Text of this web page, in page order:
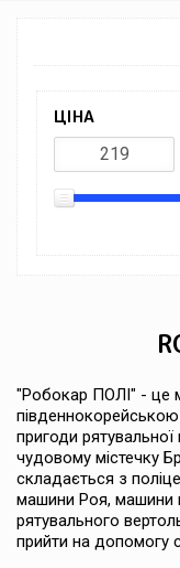
ЦІНА
"Робокар ПОЛІ" - це
пригоди
чудовому містечку
складається з
машини Роя, машини
рятувального
прийти на допомогу